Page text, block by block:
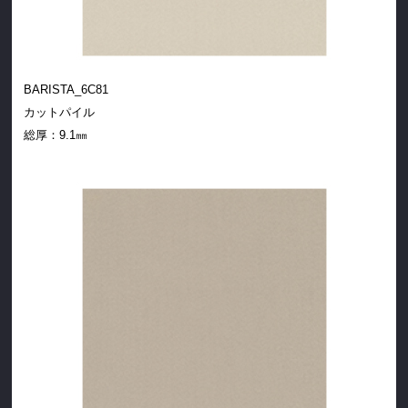
BARISTA_6C81
カットパイル
総厚：9.1㎜